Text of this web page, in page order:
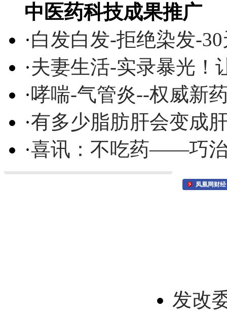
中医药科技成果推广
·白发白发-拒绝染发-
·夫妻生活-实录暴光！
·哮喘-气管炎--权威新
·有多少脂肪肝会变成
·喜讯：不吃药——巧
凤凰网财经
发改